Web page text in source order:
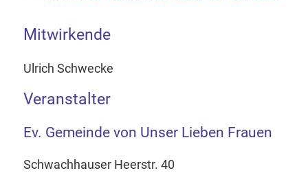
Mitwirkende
Ulrich Schwecke
Veranstalter
Ev. Gemeinde von Unser Lieben Frauen
Schwachhauser Heerstr. 40